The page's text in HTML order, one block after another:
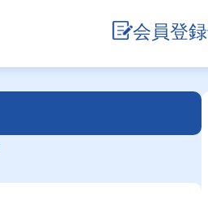
会員登録